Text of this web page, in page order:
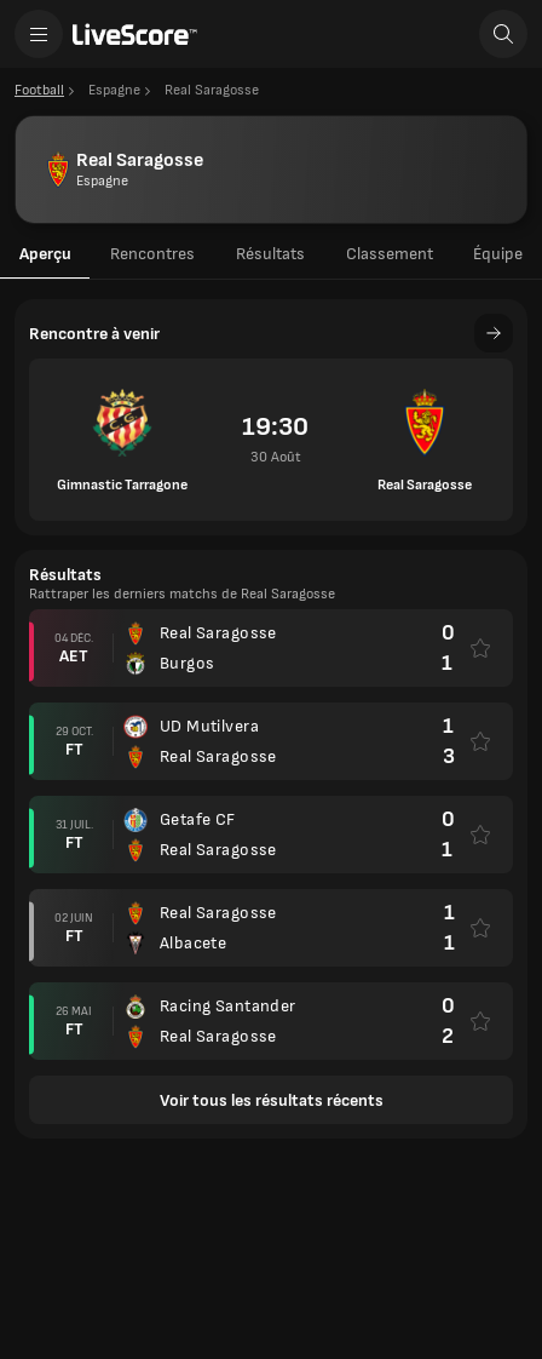
Football Espagne Real Saragosse
Real Saragosse
Espagne
Aperçu Rencontres Résultats Classement Équipe
Rencontre à venir
Gimnastic Tarragone
19:30
30 Août
Real Saragosse
Résultats
Rattraper les derniers matchs de Real Saragosse
04 DÉC.
AET
Real Saragosse
Burgos
0
1
29 OCT.
FT
UD Mutilvera
Real Saragosse
1
3
31 JUIL.
FT
Getafe CF
Real Saragosse
0
1
02 JUIN
FT
Real Saragosse
Albacete
1
1
26 MAI
FT
Racing Santander
Real Saragosse
0
2
Voir tous les résultats récents